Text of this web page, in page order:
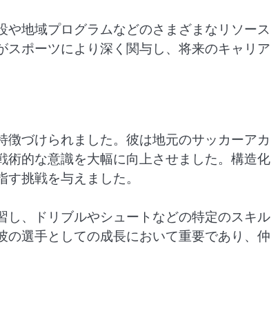
地域プログラムなどのさまざまなリソース
ポーツにより深く関与し、将来のキャリア
づけられました。彼は地元のサッカーアカ
的な意識を大幅に向上させました。構造化
挑戦を与えました。
、ドリブルやシュートなどの特定のスキル
選手としての成長において重要であり、仲